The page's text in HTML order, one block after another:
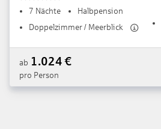
7 Nächte
Halbpension
Doppelzimmer / Meerblick
ab 1.024€
pro Person